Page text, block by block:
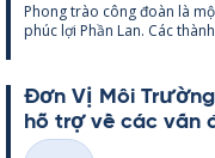
loại
Phong trào công đoàn là
phúc lợi Phần Lan. Các
Đơn Vị Môi
hỗ trợ về các vấn